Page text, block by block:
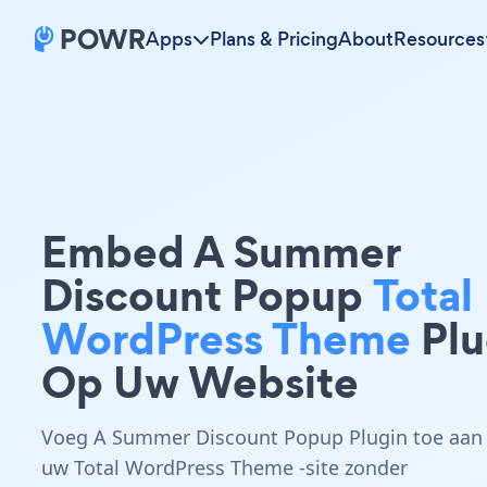
Apps Plans & PricingAboutResources
Embed A Summer
Discount PopupTotal
WordPress Theme
Op Uw Website
Voeg A Summer Discount Popup Plugin toe aan
uw Total WordPress Theme -site zonder